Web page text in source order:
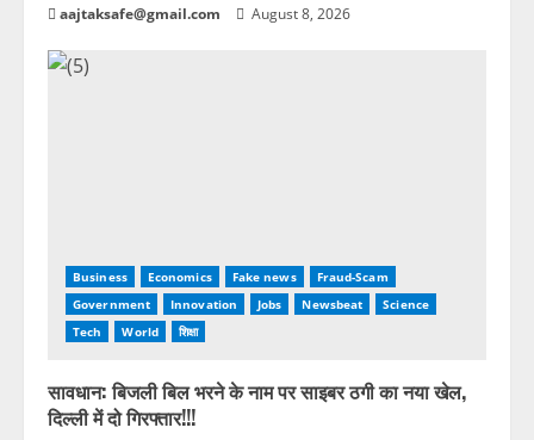
aajtaksafe@gmail.com August 8, 2026
Business Economics Fake news
Fraud-Scam
Government
Innovation Jobs Newsbeat
Science
Tech
World शिक्षा
सावधान: बिजली बिल भरने के नाम पर साइबर ठगी का नया खेल,
दिल्ली में दो गिरफ्तार!!!